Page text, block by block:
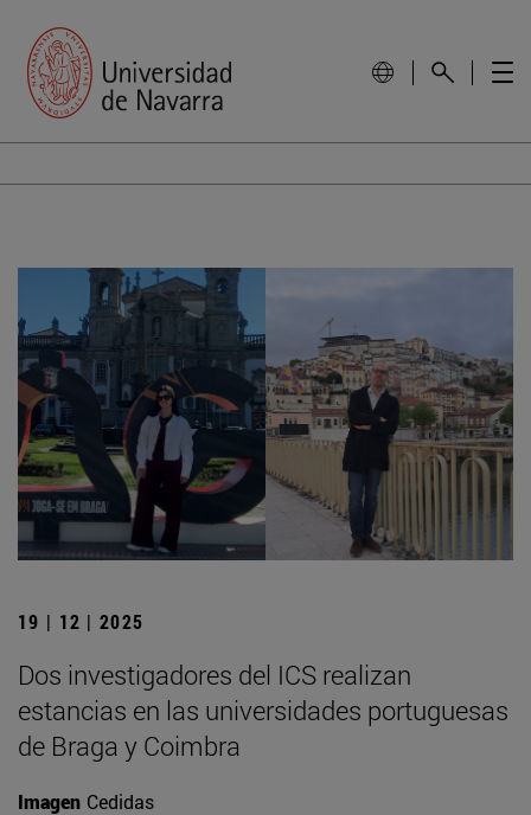
19 | 12 | 2025
Dos investigadores del ICS realizan
estancias en las universidades portuguesas
de Braga y Coimbra
Imagen Cedidas